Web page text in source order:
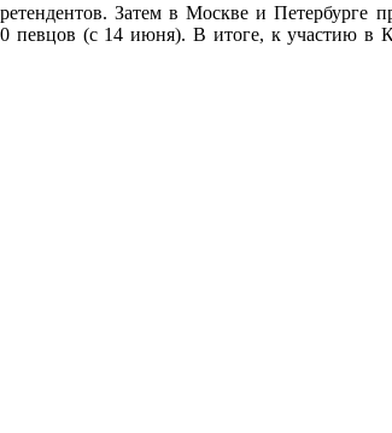
Затем в Москве и Петербурге
(с 14 июня). В итоге, к участию в